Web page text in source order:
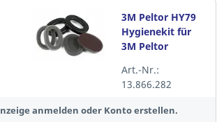
3M Peltor HY79
Hygienekit für
3M Peltor
Headsets
Art.-Nr.:
13.866.282
anmelden oder Konto erstellen.